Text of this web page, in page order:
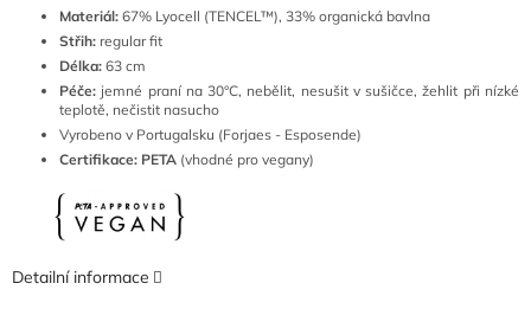
Materiál: 67% Lyocell (TENCEL™), 33% organická bavlna
Střih: regular fit
Délka: 63 cm
Péče: jemné praní na 30°C, nebělit, nesušit v sušičce, žehlit při nízké
teplotě, nečistit nasucho
Vyrobeno v Portugalsku (Forjaes - Esposende)
Certifikace: PETA (vhodné pro vegany)
Detailní informace